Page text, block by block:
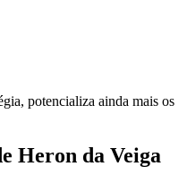
potencializa ainda mais os
Heron da Veiga